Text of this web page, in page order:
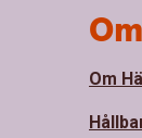
Om